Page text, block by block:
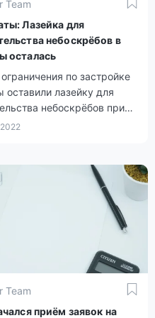
Team
Лазейка для
небоскрёбов в
осталась
по застройке
оставили лазейку для
небоскрёбов при
строительстве,
Team
приём заявок на